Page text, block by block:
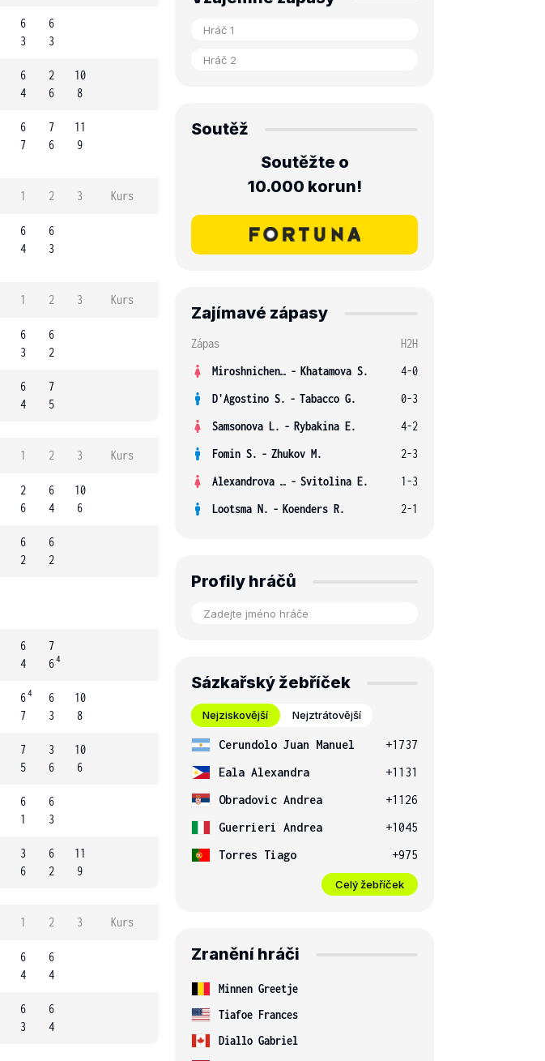
6
3
6
3
6
4
2
6
10
8
6
7
7
6
11
9
1 2 3 Kurs
6
4
6
3
1 2 3 Kurs
6
3
6
2
6
4
7
5
1 2 3 Kurs
2
6
6
4
10
6
6
2
6
2
6
4
7
64
64
7
6
3
10
8
7
5
3
6
10
6
6
1
6
3
3
6
6
2
11
9
1 2 3 Kurs
6
4
6
4
6
3
6
4
Soutěž
Soutěžte o
10.000 korun!
Zajímavé zápasy
Zápas
H2H
Miroshnichenko V. - Khatamova S.
4-0
D'Agostino S. - Tabacco G.
0-3
Samsonova L. - Rybakina E.
4-2
Fomin S. - Zhukov M.
2-3
Alexandrova E. - Svitolina E.
1-3
Lootsma N. - Koenders R. 2-1
Profily hráčů
Sázkařský žebříček
Nejziskovější Nejztrátovější
Cerundolo Juan Manuel
+1737
Eala Alexandra
+1131
Obradovic Andrea
+1126
Guerrieri Andrea
+1045
Torres Tiago
+975
Celý žebříček
Zranění hráči
Minnen Greetje
Tiafoe Frances
Diallo Gabriel